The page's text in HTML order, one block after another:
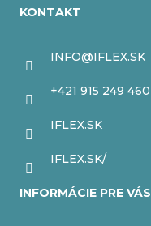
KONTAKT
INFO@IFLEX.SK
+421 915 249 460
IFLEX.SK
IFLEX.SK/
INFORMÁCIE PRE VÁS